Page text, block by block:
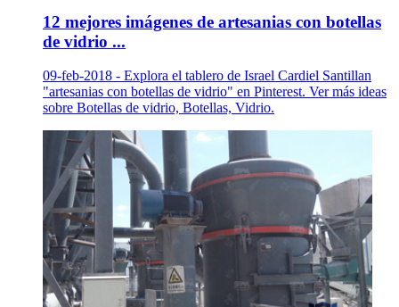
12 mejores imágenes de artesanias con botellas
de vidrio ...
09-feb-2018 - Explora el tablero de Israel Cardiel Santillan
"artesanias con botellas de vidrio" en Pinterest. Ver más ideas
sobre Botellas de vidrio, Botellas, Vidrio.